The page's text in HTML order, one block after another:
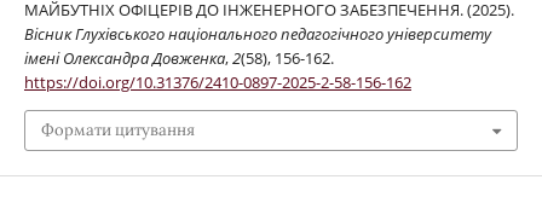
МАЙБУТНІХ ОФІЦЕРІВ ДО ІНЖЕНЕРНОГО ЗАБЕЗПЕЧЕННЯ. (2025).
Вісник Глухівського національного педагогічного університету
імені Олександра Довженка,2(58), 156-162.
https://doi.org/10.31376/2410-0897-2025-2-58-156-162
Формати цитування